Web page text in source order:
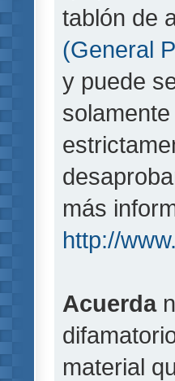
tablón de
(General
y puede
más
http://
Acuerda
material